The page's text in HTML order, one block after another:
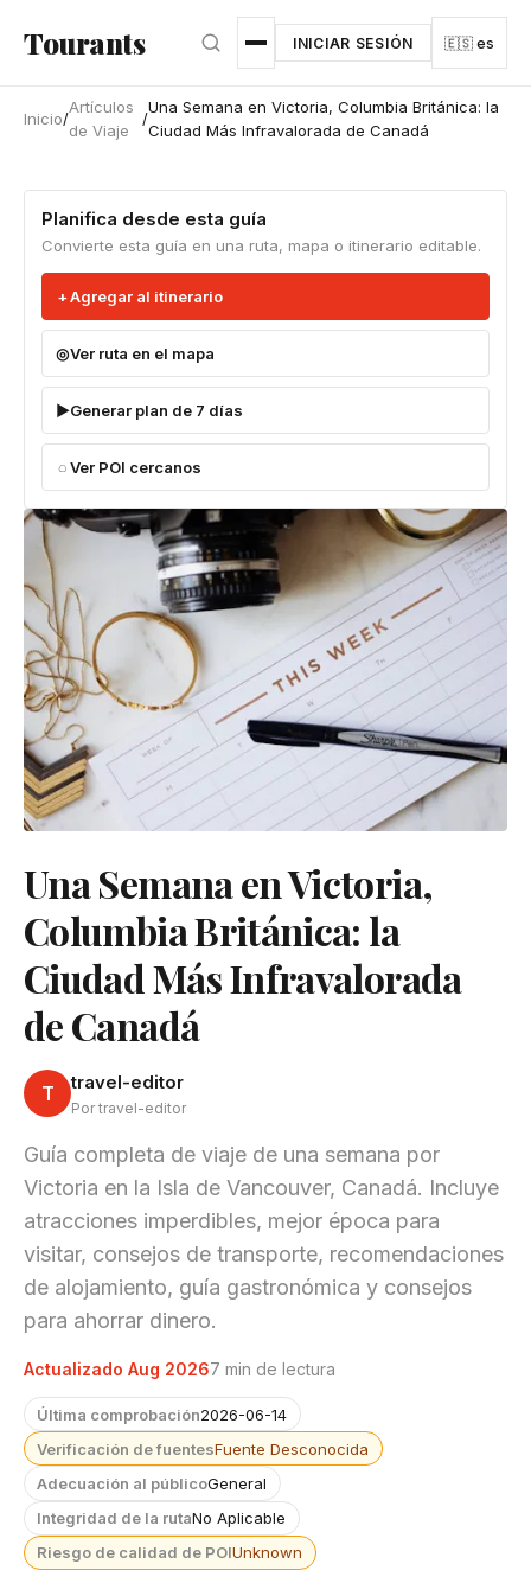
Tourants INICIAR SESIÓN 🇪🇸 es
Inicio/
Artículos
de Viaje
/
Una Semana en Victoria, Columbia Británica: la
Ciudad Más Infravalorada de Canadá
Planifica desde esta guía
Convierte esta guía en una ruta, mapa o itinerario editable.
Agregar al itinerario
Ver ruta en el mapa
Generar plan de 7 días
Ver POI cercanos
Una Semana en Victoria,
Columbia Británica: la
Ciudad Más Infravalorada
de Canadá
T travel-editor
Por travel-editor
Guía completa de viaje de una semana por
Victoria en la Isla de Vancouver, Canadá. Incluye
atracciones imperdibles, mejor época para
visitar, consejos de transporte, recomendaciones
de alojamiento, guía gastronómica y consejos
para ahorrar dinero.
Actualizado Aug 20267 min de lectura
Última comprobación2026-06-14
Verificación de fuentesFuente Desconocida
Adecuación al públicoGeneral
Integridad de la rutaNo Aplicable
Riesgo de calidad de POIUnknown